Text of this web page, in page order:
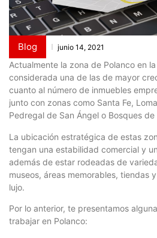
Blog junio 14, 2021
Actualmente la zona de Polanco en
considerada una de las de mayor
cuanto al número de inmuebles
junto con zonas como Santa Fe,
Pedregal de San Ángel o Bosques de
La ubicación estratégica de estas
tengan una estabilidad comercial y
además de estar rodeadas de
museos, áreas memorables, tiendas
lujo.
Por lo anterior, te presentamos
trabajar en Polanco: